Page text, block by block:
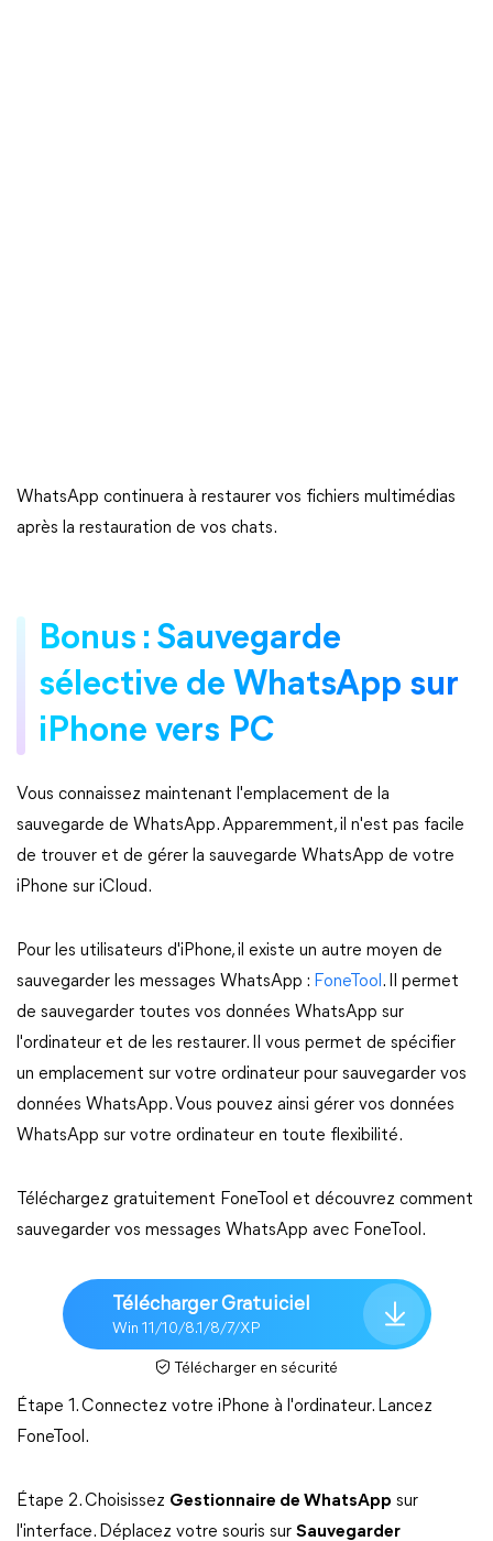
WhatsApp continuera à restaurer vos fichiers multimédias
après la restauration de vos chats.
Bonus : Sauvegarde
sélective de WhatsApp sur
iPhone vers PC
Vous connaissez maintenant l'emplacement de la
sauvegarde de WhatsApp. Apparemment, il n'est pas facile
de trouver et de gérer la sauvegarde WhatsApp de votre
iPhone sur iCloud.
Pour les utilisateurs d'iPhone, il existe un autre moyen de
sauvegarder les messages WhatsApp : FoneTool . Il permet
de sauvegarder toutes vos données WhatsApp sur
l'ordinateur et de les restaurer. Il vous permet de spécifier
un emplacement sur votre ordinateur pour sauvegarder vos
données WhatsApp. Vous pouvez ainsi gérer vos données
WhatsApp sur votre ordinateur en toute flexibilité.
Téléchargez gratuitement FoneTool et découvrez comment
sauvegarder vos messages WhatsApp avec FoneTool.
Télécharger Gratuiciel
Win 11/10/8.1/8/7/XP
Télécharger en sécurité
Étape 1. Connectez votre iPhone à l'ordinateur. Lancez
FoneTool.
Étape 2. Choisissez Gestionnaire de WhatsApp sur
l'interface. Déplacez votre souris sur Sauvegarder